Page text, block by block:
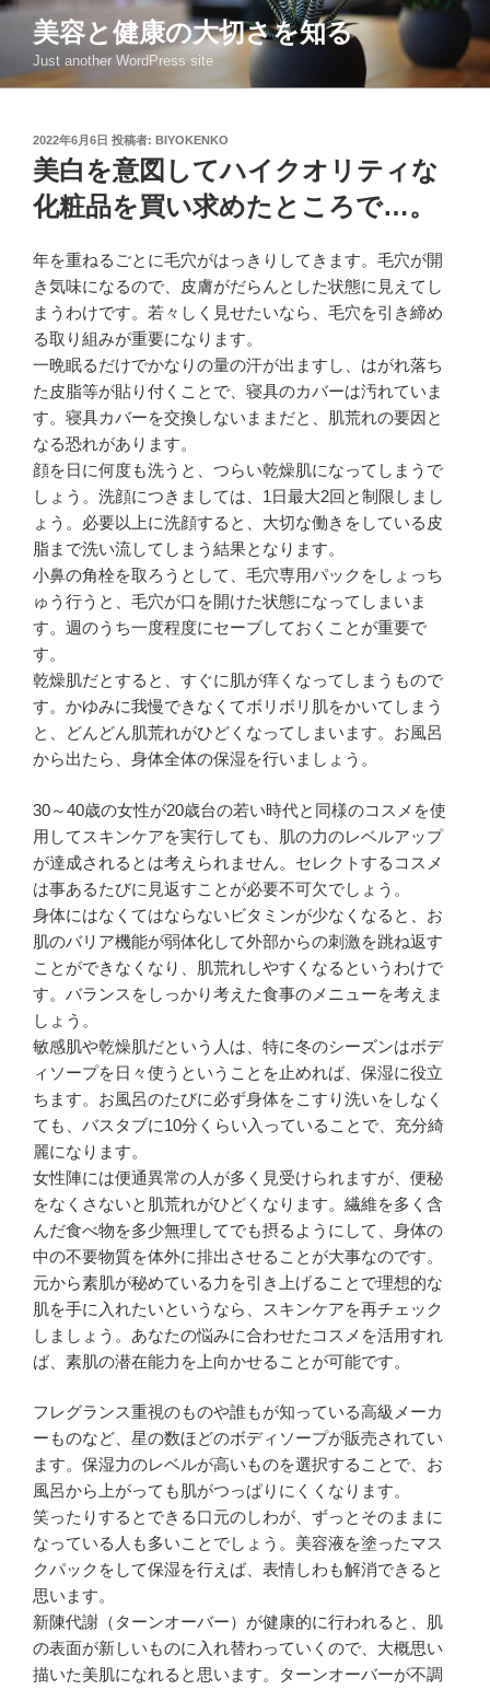
コ
ン
美容と健康の大切さを知る
Just another WordPress site
投
稿
日:
2022年6月6日 投稿者: BIYOKENKO
美白を意図してハイクオリティな
化粧品を買い求めたところで…。
年を重ねるごとに毛穴がはっきりしてきます。毛穴が開
き気味になるので、皮膚がだらんとした状態に見えてし
まうわけです。若々しく見せたいなら、毛穴を引き締め
る取り組みが重要になります。
一晩眠るだけでかなりの量の汗が出ますし、はがれ落ち
た皮脂等が貼り付くことで、寝具のカバーは汚れていま
す。寝具カバーを交換しないままだと、肌荒れの要因と
なる恐れがあります。
顔を日に何度も洗うと、つらい乾燥肌になってしまうで
しょう。洗顔につきましては、1日最大2回と制限しまし
ょう。必要以上に洗顔すると、大切な働きをしている皮
脂まで洗い流してしまう結果となります。
小鼻の角栓を取ろうとして、毛穴専用パックをしょっち
ゅう行うと、毛穴が口を開けた状態になってしまいま
す。週のうち一度程度にセーブしておくことが重要で
す。
乾燥肌だとすると、すぐに肌が痒くなってしまうもので
す。かゆみに我慢できなくてボリボリ肌をかいてしまう
と、どんどん肌荒れがひどくなってしまいます。お風呂
から出たら、身体全体の保湿を行いましょう。
30～40歳の女性が20歳台の若い時代と同様のコスメを使
用してスキンケアを実行しても、肌の力のレベルアップ
が達成されるとは考えられません。セレクトするコスメ
は事あるたびに見返すことが必要不可欠でしょう。
身体にはなくてはならないビタミンが少なくなると、お
肌のバリア機能が弱体化して外部からの刺激を跳ね返す
ことができなくなり、肌荒れしやすくなるというわけで
す。バランスをしっかり考えた食事のメニューを考えま
しょう。
敏感肌や乾燥肌だという人は、特に冬のシーズンはボデ
ィソープを日々使うということを止めれば、保湿に役立
ちます。お風呂のたびに必ず身体をこすり洗いをしなく
ても、バスタブに10分くらい入っていることで、充分綺
麗になります。
女性陣には便通異常の人が多く見受けられますが、便秘
をなくさないと肌荒れがひどくなります。繊維を多く含
んだ食べ物を多少無理してでも摂るようにして、身体の
中の不要物質を体外に排出させることが大事なのです。
元から素肌が秘めている力を引き上げることで理想的な
肌を手に入れたいというなら、スキンケアを再チェック
しましょう。あなたの悩みに合わせたコスメを活用すれ
ば、素肌の潜在能力を上向かせることが可能です。
フレグランス重視のものや誰もが知っている高級メーカ
ーものなど、星の数ほどのボディソープが販売されてい
ます。保湿力のレベルが高いものを選択することで、お
風呂から上がっても肌がつっぱりにくくなります。
笑ったりするとできる口元のしわが、ずっとそのままに
なっている人も多いことでしょう。美容液を塗ったマス
クパックをして保湿を行えば、表情しわも解消できると
思います。
新陳代謝（ターンオーバー）が健康的に行われると、肌
の表面が新しいものに入れ替わっていくので、大概思い
描いた美肌になれると思います。ターンオーバーが不調